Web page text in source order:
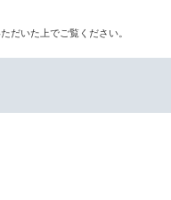
だいた上でご覧ください。